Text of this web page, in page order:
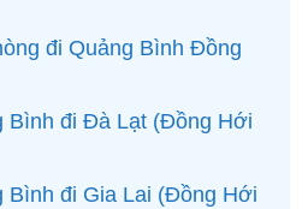
đi Quảng Bình Đồng
Bình đi Đà Lạt (Đồng Hới
Bình đi Gia Lai (Đồng Hới